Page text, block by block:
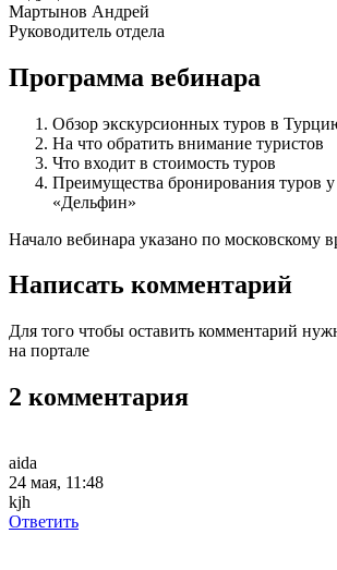
Мартынов Андрей
Руководитель отдела
Программа вебинара
Обзор экскурсионных туров в
На что обратить внимание туристов
Что входит в стоимость туров
Преимущества бронирования туров у
«Дельфин»
Начало вебинара указано по московскому
Написать комментарий
Для того чтобы оставить комментарий
на портале
2 комментария
aida
24 мая, 11:48
kjh
Ответить